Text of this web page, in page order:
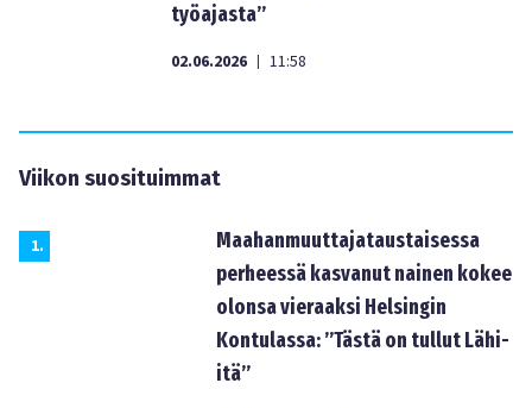
työajasta”
02.06.2026 | 11:58
Viikon suosituimmat
1.
Maahanmuuttajataustaisessa
perheessä kasvanut nainen kokee
olonsa vieraaksi Helsingin
Kontulassa: ”Tästä on tullut Lähi-
itä”